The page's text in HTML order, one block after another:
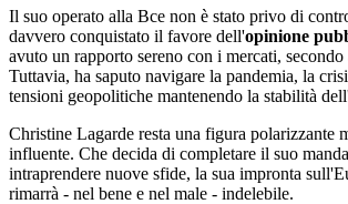
Il suo operato alla Bce non è stato privo di
davvero conquistato il favore dell'opinione
avuto un rapporto sereno con i mercati,
Tuttavia, ha saputo navigare la pandemia, la
tensioni geopolitiche mantenendo la stabilità
Christine Lagarde resta una figura polarizzante
influente. Che decida di completare il suo
intraprendere nuove sfide, la sua impronta
rimarrà - nel bene e nel male - indelebile.